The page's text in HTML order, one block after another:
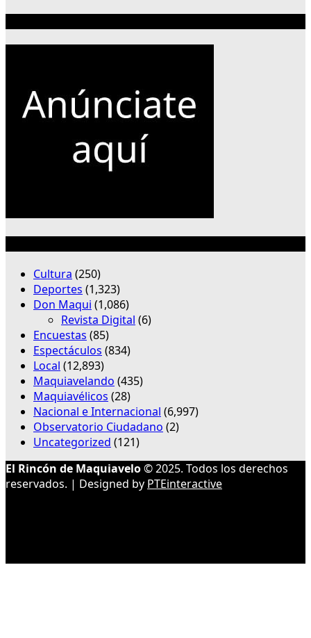
Cultura (250)
Deportes (1,323)
Don Maqui (1,086)
Revista Digital (6)
Encuestas (85)
Espectáculos (834)
Local (12,893)
Maquiavelando (435)
Maquiavélicos (28)
Nacional e Internacional (6,997)
Observatorio Ciudadano (2)
Uncategorized (121)
El Rincón de Maquiavelo© 2025. Todos los derechos
reservados. | Designed by PTEinteractive